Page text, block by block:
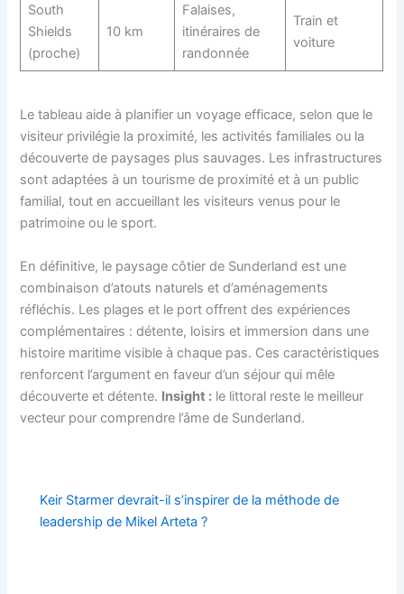
South
Shields
(proche)
10 km
Falaises,
itinéraires de
randonnée
Train et
voiture
Le tableau aide à planifier un voyage efficace, selon que le
visiteur privilégie la proximité, les activités familiales ou la
découverte de paysages plus sauvages. Les infrastructures
sont adaptées à un tourisme de proximité et à un public
familial, tout en accueillant les visiteurs venus pour le
patrimoine ou le sport.
En définitive, le paysage côtier de Sunderland est une
combinaison d’atouts naturels et d’aménagements
réfléchis. Les plages et le port offrent des expériences
complémentaires : détente, loisirs et immersion dans une
histoire maritime visible à chaque pas. Ces caractéristiques
renforcent l’argument en faveur d’un séjour qui mêle
découverte et détente. Insight : le littoral reste le meilleur
vecteur pour comprendre l’âme de Sunderland.
Keir Starmer devrait-il s’inspirer de la méthode de
leadership de Mikel Arteta ?